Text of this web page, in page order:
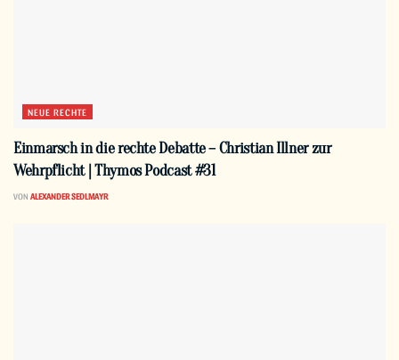
NEUE RECHTE
Einmarsch in die rechte Debatte – Christian Illner zur
Wehrpflicht | Thymos Podcast #31
VON ALEXANDER SEDLMAYR